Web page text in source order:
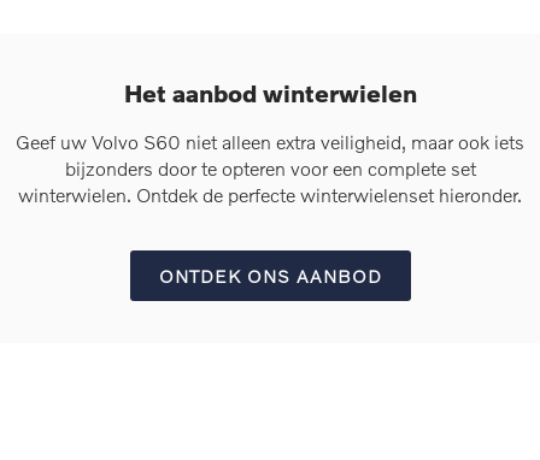
Het aanbod winterwielen
Geef uw Volvo S60 niet alleen extra veiligheid, maar ook iets
bijzonders door te opteren voor een complete set
winterwielen. Ontdek de perfecte winterwielenset hieronder.
ONTDEK ONS AANBOD